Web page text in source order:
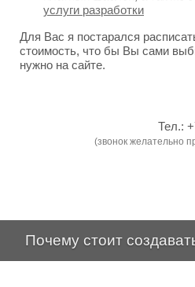
услуги разработки
Для Вас я постарался
стоимость, что бы Вы сами
нужно на сайте.
Тел.:
(звонок желательно
Почему стоит